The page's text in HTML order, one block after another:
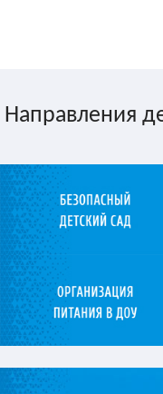
Направления